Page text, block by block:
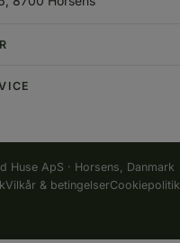
Huse ApS · Horsens, Danmark
Vilkår & betingelserCookiepolitik